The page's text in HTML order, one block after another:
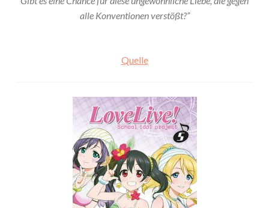
alle Konventionen verstößt?”
Quelle